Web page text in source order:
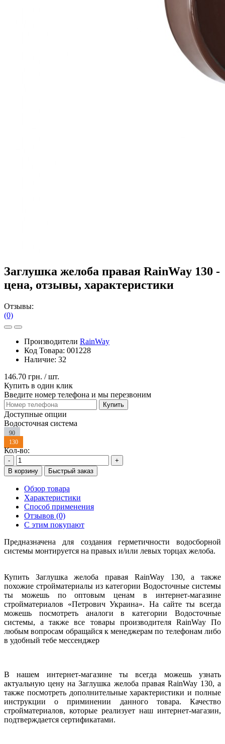
Заглушка желоба правая RainWay 130 -
цена, отзывы, характеристики
Отзывы:
(0)
Производители RainWay
Код Товара: 001228
Наличие: 32
146.70 грн. / шт.
Купить в один клик
Введите номер телефона и мы перезвоним
Купить
Доступные опции
Водосточная система
90
130
Кол-во:
-
+
В корзину
Быстрый заказ
Обзор товара
Характеристики
Способ применения
Отзывов (0)
С этим покупают
Предназначена для создания герметичности водосборной
системы монтируется на правых и/или левых торцах желоба.
Купить Заглушка желоба правая RainWay 130, а также
похожие стройматериалы из категории Водосточные системы
ты можешь по оптовым ценам в интернет-магазине
стройматериалов «Петрович Украина». На сайте ты всегда
можешь посмотреть аналоги в категории Водосточные
системы, а также все товары производителя RainWay По
любым вопросам обращайся к менеджерам по телефонам либо
в удобный тебе мессенджер
В нашем интернет-магазине ты всегда можешь узнать
актуальную цену на Заглушка желоба правая RainWay 130, а
также посмотреть дополнительные характеристики и полные
инструкции о приминении данного товара. Качество
стройматериалов, которые реализует наш интернет-магазин,
подтверждается сертификатами.